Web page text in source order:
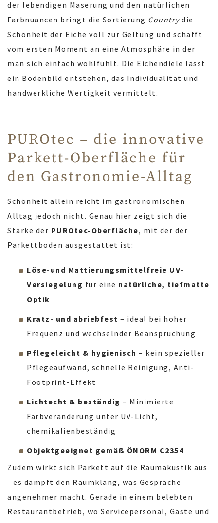
der lebendigen Maserung und den natürlichen
Farbnuancen bringt die Sortierung Countrydie
Schönheit der Eiche voll zur Geltung und schafft
vom ersten Moment an eine Atmosphäre in der
man sich einfach wohlfühlt. Die Eichendiele lässt
ein Bodenbild entstehen, das Individualität und
handwerkliche Wertigkeit vermittelt.
PUROtec – die innovative
Parkett-Oberfläche für
den Gastronomie-Alltag
Schönheit allein reicht im gastronomischen
Alltag jedoch nicht. Genau hier zeigt sich die
Stärke der PUROtec-Oberfläche, mit der der
Parkettboden ausgestattet ist:
Löse-und Mattierungsmittelfreie UV-
Versiegelung für eine natürliche, tiefmatte
Optik
Kratz- und abriebfest – ideal bei hoher
Frequenz und wechselnder Beanspruchung
Pflegeleicht & hygienisch – kein spezieller
Pflegeaufwand, schnelle Reinigung, Anti-
Footprint-Effekt
Lichtecht & beständig – Minimierte
Farbveränderung unter UV-Licht,
chemikalienbeständig
Objektgeeignet gemäß ÖNORM C2354
Zudem wirkt sich Parkett auf die Raumakustik aus
- es dämpft den Raumklang, was Gespräche
angenehmer macht. Gerade in einem belebten
Restaurantbetrieb, wo Servicepersonal, Gäste und